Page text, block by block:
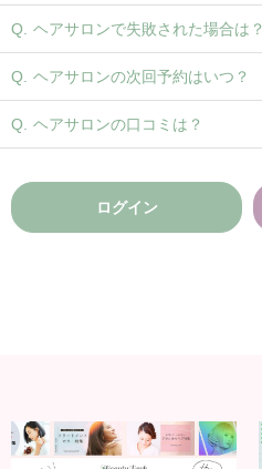
ヘアサロンで失敗された場合は？
ヘアサロンの次回予約はいつ？
ヘアサロンの口コミは？
ログイン